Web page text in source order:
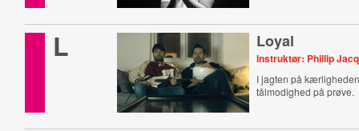
L Loyal
Instruktør: Phillip
I jagten på
tålmodighed på prøve.